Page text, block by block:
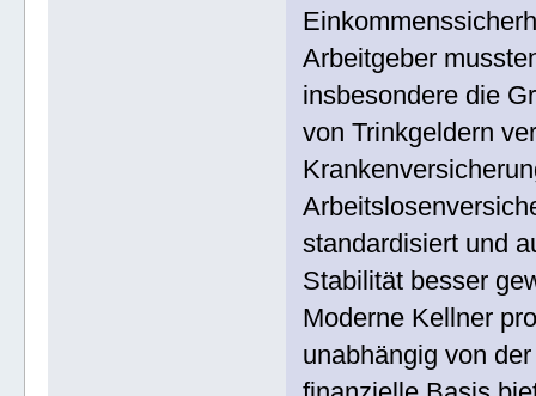
Arbeitgeber
insbesondere die
von Trinkgeldern
standardisiert und
Stabilität besser
Moderne Kellner
unabhängig von